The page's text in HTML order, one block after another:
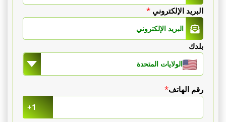
البريد الإلكتروني*
بلدك
الولايات المتحدة
رقم الهاتف*
+1